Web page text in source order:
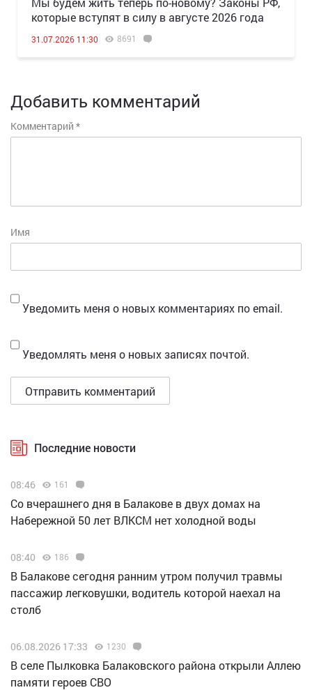
которые вступят в силу в августе 2026 года
31.07.2026 11:30 8691
Добавить комментарий
Комментарий *
Имя
Уведомить меня о новых комментариях по email.
Уведомлять меня о новых записях почтой.
Последние новости
08:46 161
Со вчерашнего дня в Балакове в двух домах на
Набережной 50 лет ВЛКСМ нет холодной воды
08:40 186
В Балакове сегодня ранним утром получил травмы
пассажир легковушки, водитель которой наехал на
столб
06.08.2026 17:33 1230
В селе Пылковка Балаковского района открыли Аллею
памяти героев СВО